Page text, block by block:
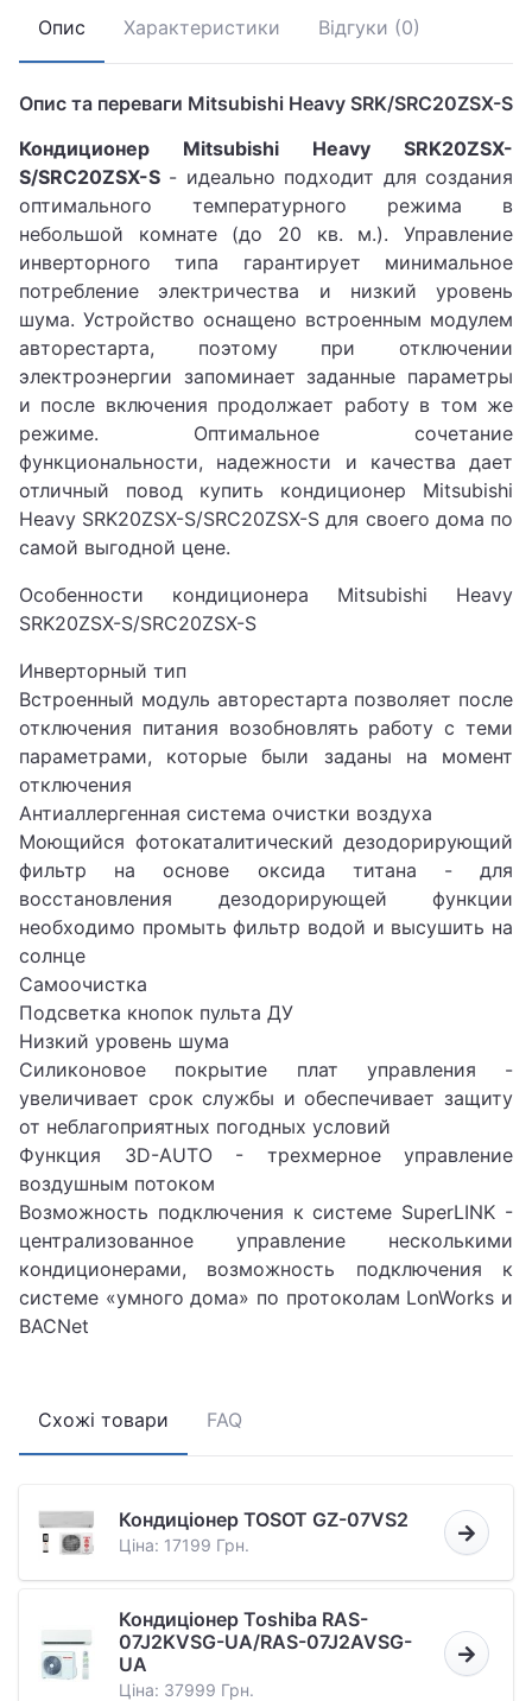
Опис Характеристики Відгуки (0)
Опис та переваги Mitsubishi Heavy SRK/SRC20ZSX-S
Кондиционер Mitsubishi Heavy SRK20ZSX-
S/SRC20ZSX-S - идеально подходит для создания
оптимального температурного режима в
небольшой комнате (до 20 кв. м.). Управление
инверторного типа гарантирует минимальное
потребление электричества и низкий уровень
шума. Устройство оснащено встроенным модулем
авторестарта, поэтому при отключении
электроэнергии запоминает заданные параметры
и после включения продолжает работу в том же
режиме. Оптимальное сочетание
функциональности, надежности и качества дает
отличный повод купить кондиционер Mitsubishi
Heavy SRK20ZSX-S/SRC20ZSX-S для своего дома по
самой выгодной цене.
Особенности кондиционера Mitsubishi Heavy
SRK20ZSX-S/SRC20ZSX-S
Инверторный тип
Встроенный модуль авторестарта позволяет после
отключения питания возобновлять работу с теми
параметрами, которые были заданы на момент
отключения
Антиаллергенная система очистки воздуха
Моющийся фотокаталитический дезодорирующий
фильтр на основе оксида титана - для
восстановления дезодорирующей функции
необходимо промыть фильтр водой и высушить на
солнце
Самоочистка
Подсветка кнопок пульта ДУ
Низкий уровень шума
Силиконовое покрытие плат управления -
увеличивает срок службы и обеспечивает защиту
от неблагоприятных погодных условий
Функция 3D-AUTO - трехмерное управление
воздушным потоком
Возможность подключения к системе SuperLINK -
централизованное управление несколькими
кондиционерами, возможность подключения к
системе «умного дома» по протоколам LonWorks и
BACNet
Схожі товари FAQ
Кондиціонер TOSOT GZ-07VS2
Ціна: 17199 Грн.
Кондиціонер Toshiba RAS-
07J2KVSG-UA/RAS-07J2AVSG-
UA
Ціна: 37999 Грн.